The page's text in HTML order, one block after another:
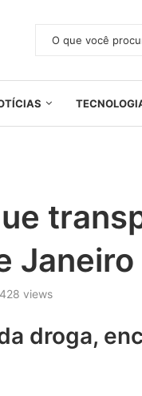
Janeiro
428 views
droga,